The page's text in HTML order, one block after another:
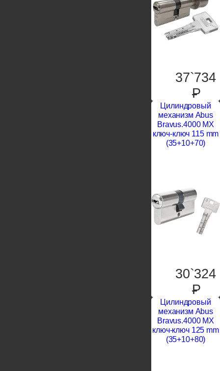
37`734
P
Цилиндровый
механизм Abus
Bravus.4000 MX
ключ-ключ 115 mm
(35+10+70)
30`324
P
Цилиндровый
механизм Abus
Bravus.4000 MX
ключ-ключ 125 mm
(35+10+80)